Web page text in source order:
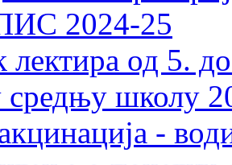
2024-25
лектира од 5.
школу
-